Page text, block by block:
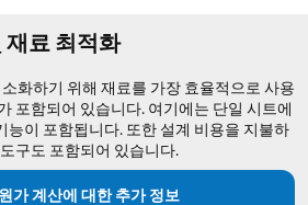
재료 최적화
소화하기 위해 재료를 가장 효율적으로 사용
포함되어 있습니다. 여기에는 단일 시트에
능이 포함됩니다. 또한 설계 비용을 지불하
구도 포함되어 있습니다.
가 계산에 대한 추가 정보